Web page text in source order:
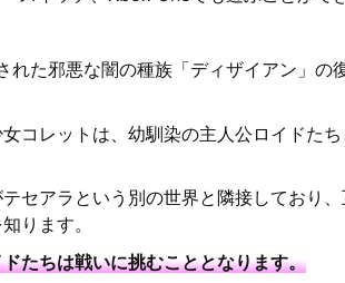
た邪悪な闇の種族「ディザイアン」の
コレットは、幼馴染の主人公ロイドた
セアラという別の世界と隣接しており
ります。
たちは戦いに挑むこととなります。